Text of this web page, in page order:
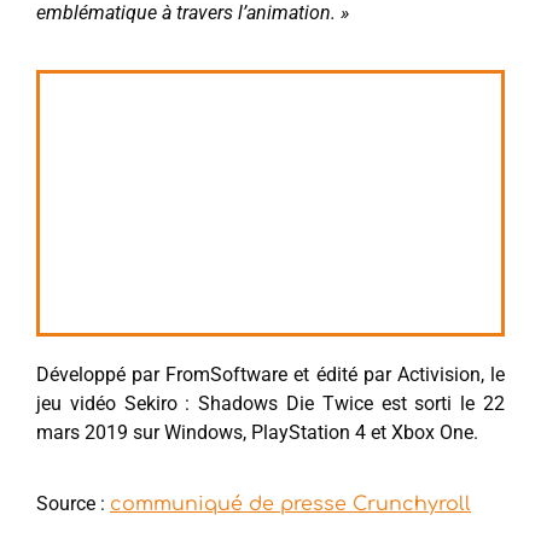
emblématique à travers l’animation. »
Développé par FromSoftware et édité par Activision, le
jeu vidéo Sekiro : Shadows Die Twice est sorti le 22
mars 2019 sur Windows, PlayStation 4 et Xbox One.
Source : communiqué de presse Crunchyroll